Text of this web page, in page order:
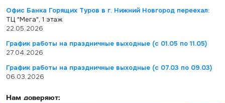
Офис Банка Горящих Туров в г. Нижний Новгород переехал:
ТЦ "Мега", 1 этаж
22.05.2026
График работы на праздничные выходные (с 01.05 по 11.05)
27.04.2026
График работы на праздничные выходные (с 07.03 по 09.03)
06.03.2026
Нам доверяют: